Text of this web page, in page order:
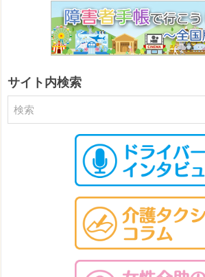
サイト内検索